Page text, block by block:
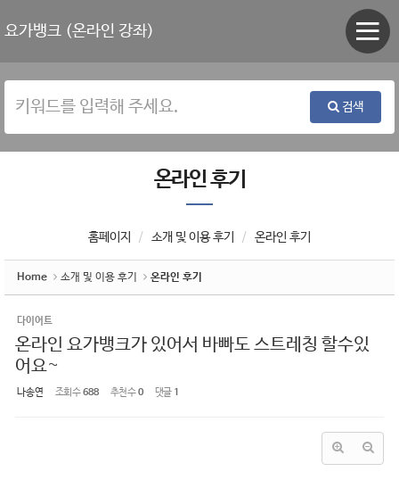
요가뱅크 (온라인 강좌)
검색
온라인 후기
홈페이지 소개 및 이용 후기 온라인 후기
Home 소개 및 이용 후기 온라인 후기
다이어트
온라인 요가뱅크가 있어서 바빠도 스트레칭 할수있
어요~
나송연 조회 수688 추천 수0 댓글 1